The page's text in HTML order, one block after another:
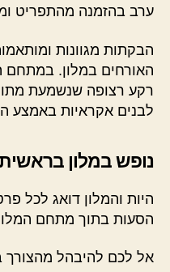
ערב בהזמנה מהתפריט
הבקתות מגוונות
האורחים במלון. במתחם
רקע רצופה שנשמעת
לבנים אקראיות באמצע
נופש במלון
היות והמלון דואג לכל
הסעות בתוך מתחם
אל לכם להיבהל מהצורך